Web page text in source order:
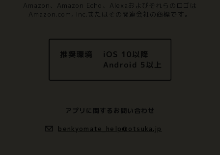
Amazon、Amazon Echo、Alexaおよびそれらのロゴは
Amazon.com, Inc.またはその関連会社の商標です。
アプリに関するお問い合わせ
benkyomate_help@otsuka.jp